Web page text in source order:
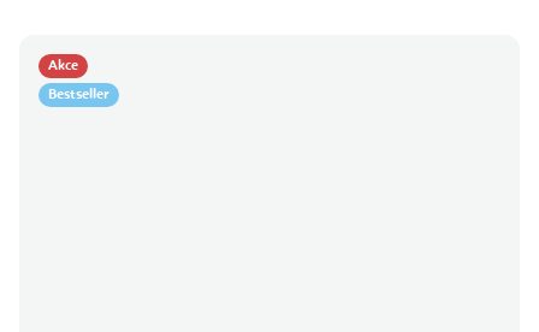
Akce
Bestseller